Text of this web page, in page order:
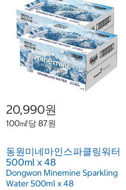
20,990원
100㎖당 87원
동원미네마인스파클링워터
500ml x 48
Dongwon Minemine Sparkling
Water 500ml x 48